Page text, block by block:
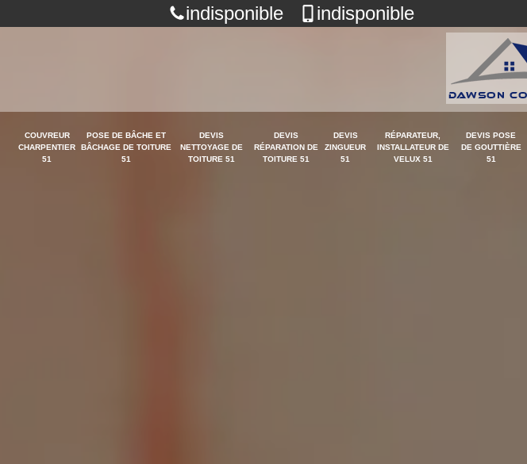
indisponible indisponible
COUVREUR
CHARPENTIER
51
POSE DE BÂCHE ET
BÂCHAGE DE TOITURE
51
DEVIS
NETTOYAGE DE
TOITURE 51
DEVIS
RÉPARATION DE
TOITURE 51
DEVIS
ZINGUEUR
51
RÉPARATEUR,
INSTALLATEUR DE
VELUX 51
DEVIS POSE
DE GOUTTIÈRE
51